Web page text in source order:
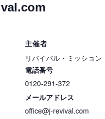
主催者
リバイバル・ミッション
電話番号
0120-291-372
メールアドレス
office@j-revival.com